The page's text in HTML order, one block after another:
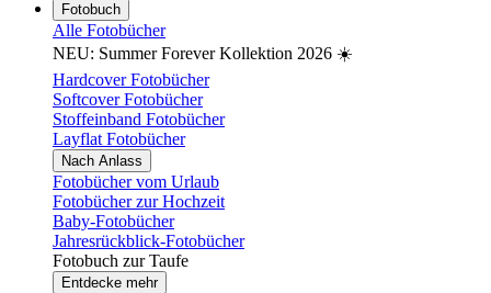
Fotobuch
Alle Fotobücher
NEU: Summer Forever Kollektion 2026 ☀️
Hardcover Fotobücher
Softcover Fotobücher
Stoffeinband Fotobücher
Layflat Fotobücher
Nach Anlass
Fotobücher vom Urlaub
Fotobücher zur Hochzeit
Baby-Fotobücher
Jahresrückblick-Fotobücher
Fotobuch zur Taufe
Entdecke mehr